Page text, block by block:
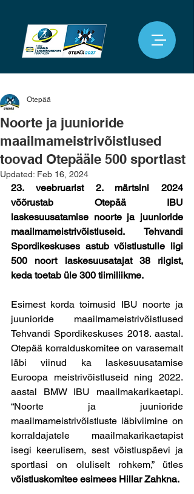
Noorte ja juunioride
maailmameistrivõistlused
toovad Otepääle 500 sportlast
Otepää
Updated: Feb 16, 2024
23. veebruarist 2. märtsini 2024
võõrustab Otepää IBU
laskesuusatamise noorte ja juunioride
maailmameistrivõistluseid. Tehvandi
Spordikeskuses astub võistlustulle ligi
500 noort laskesuusatajat 38 riigist,
keda toetab üle 300 tiimiliikme.
Esimest korda toimusid IBU noorte ja
juunioride maailmameistrivõistlused
Tehvandi Spordikeskuses 2018. aastal.
Otepää korralduskomitee on varasemalt
läbi viinud ka laskesuusatamise
Euroopa meistrivõistluseid ning 2022.
aastal BMW IBU maailmakarikaetapi.
“Noorte ja juunioride
maailmameistrivõistluste läbiviimine on
korraldajatele maailmakarikaetapist
isegi keerulisem, sest võistluspäevi ja
võistluskomitee esimees Hillar Zahkna.